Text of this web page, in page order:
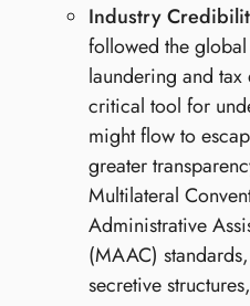
Industry
followed the
laundering and tax
critical tool for
might flow to
greater
Multilateral
Administrative
(MAAC)
secretive